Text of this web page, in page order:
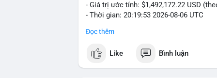
- Giá trị ước tính: $1,492,172.22 USD
- Thời gian: 20:19:53 2026-08-06 UTC
Nhận định phân tích hành vi của Cá voi
tiền đáng chú ý nhưng chưa đến mức
đang tái phân bổ tài sản giữa các ví
Đọc thêm
Like Bình luận